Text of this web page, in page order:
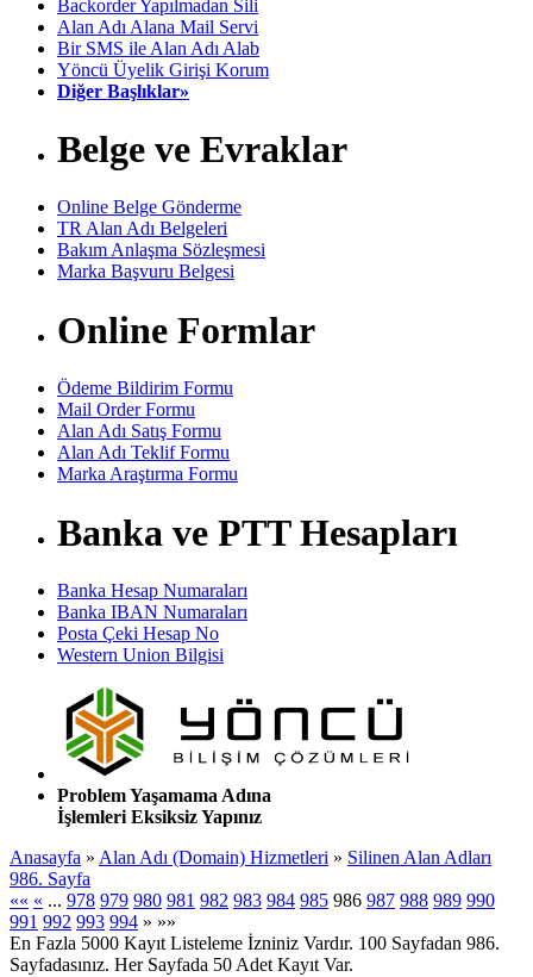
Backorder Yapılmadan Sili
Alan Adı Alana Mail Servi
Bir SMS ile Alan Adı Alab
Yöncü Üyelik Girişi Korum
Diğer Başlıklar»
Belge ve Evraklar
Online Belge Gönderme
TR Alan Adı Belgeleri
Bakım Anlaşma Sözleşmesi
Marka Başvuru Belgesi
Online Formlar
Ödeme Bildirim Formu
Mail Order Formu
Alan Adı Satış Formu
Alan Adı Teklif Formu
Marka Araştırma Formu
Banka ve PTT Hesapları
Banka Hesap Numaraları
Banka IBAN Numaraları
Posta Çeki Hesap No
Western Union Bilgisi
Problem Yaşamama Adına
İşlemleri Eksiksiz Yapınız
Anasayfa » Alan Adı (Domain) Hizmetleri » Silinen Alan Adları
986. Sayfa
«« « ... 978 979 980 981 982 983 984 985 986 987 988 989 990
991 992 993 994 » »»
En Fazla 5000 Kayıt Listeleme İzniniz Vardır. 100 Sayfadan 986.
Sayfadasınız. Her Sayfada 50 Adet Kayıt Var.